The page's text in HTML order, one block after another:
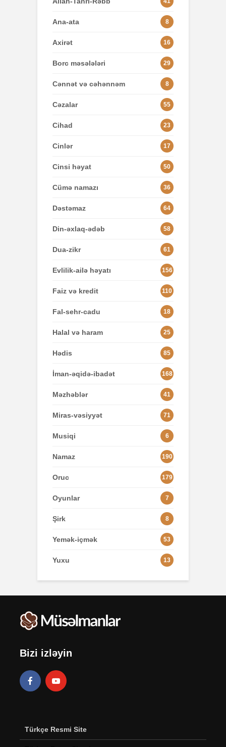
Ana-ata 8
Axirət 16
Borc məsələləri 29
Cənnət və cəhənnəm 8
Cəzalar 55
Cihad 23
Cinlər 17
Cinsi həyat 50
Cümə namazı 36
Dəstəmaz 64
Din-əxlaq-ədəb 58
Dua-zikr 61
Evlilik-ailə həyatı 156
Faiz və kredit 110
Fal-sehr-cadu 18
Halal və haram 25
Hədis 85
İman-əqidə-ibadət 168
Məzhəblər 41
Miras-vəsiyyət 71
Musiqi 6
Namaz 190
Oruc 179
Oyunlar 7
Şirk 8
Yemək-içmək 53
Yuxu 13
Bizi izləyin
Türkçe Resmi Site